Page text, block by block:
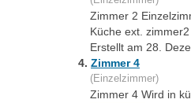
Zimmer 2
Küche ext.
Erstellt am 28.
4. Zimmer 4
(Einzelzimmer)
Zimmer 4 Wird in